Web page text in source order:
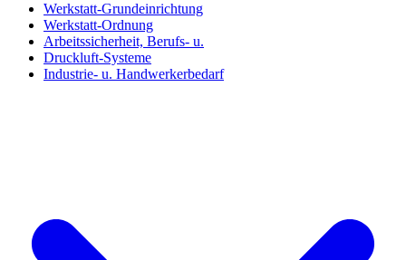
Werkstatt-Grundeinrichtung
Werkstatt-Ordnung
Arbeitssicherheit, Berufs- u.
Druckluft-Systeme
Industrie- u. Handwerkerbedarf